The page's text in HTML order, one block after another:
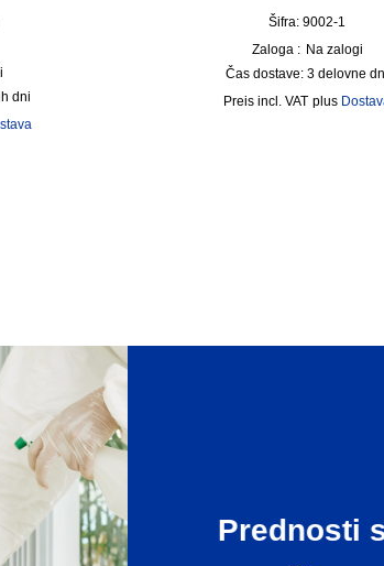
dni
Šifra: 9002-1
Zaloga : Na zalogi
Čas dostave:3 delovne
incl. VAT plus
Prednosti